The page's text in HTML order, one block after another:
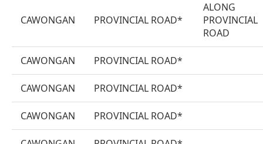
CAWONGAN PROVINCIAL ROAD*
ALONG
PROVINCIAL
ROAD
CAWONGAN PROVINCIAL ROAD*
CAWONGAN PROVINCIAL ROAD*
CAWONGAN PROVINCIAL ROAD*